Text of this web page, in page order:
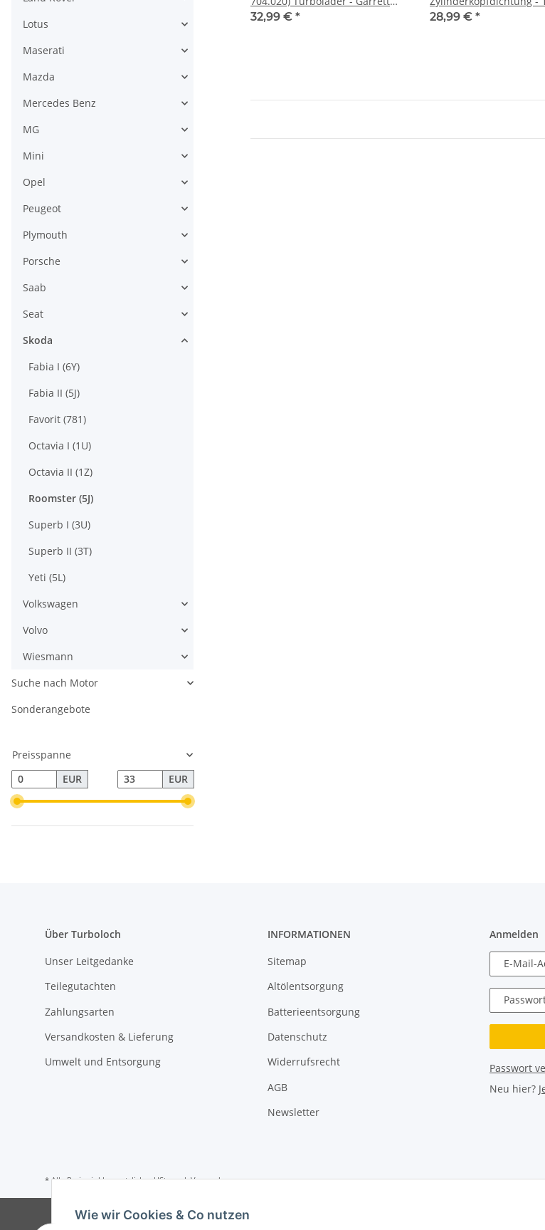
GT15 - GT17 VAG 1.9 TDI (90-150
32,99 € *
Pumpe-Düse (1,49 mm
28,99 € *
Lotus
Maserati
Mazda
Mercedes Benz
MG
Mini
Opel
Peugeot
Plymouth
Porsche
Saab
Seat
Skoda
Fabia I (6Y)
Fabia II (5J)
Favorit (781)
Octavia I (1U)
Octavia II (1Z)
Roomster (5J)
Superb I (3U)
Superb II (3T)
Yeti (5L)
Volkswagen
Volvo
Wiesmann
Suche nach Motor
Sonderangebote
Preisspanne
EUR
EUR
Über Turboloch
Unser Leitgedanke
Teilegutachten
Zahlungsarten
Versandkosten & Lieferung
Umwelt und Entsorgung
INFORMATIONEN
Sitemap
Altölentsorgung
Batterieentsorgung
Datenschutz
Widerrufsrecht
AGB
Newsletter
Anmelden
E-Mail-
Passwort
Neu hier?
* Alle Preise inkl. gesetzlicher USt., zzgl.Versand
Wie wir Cookies & Co nutzen